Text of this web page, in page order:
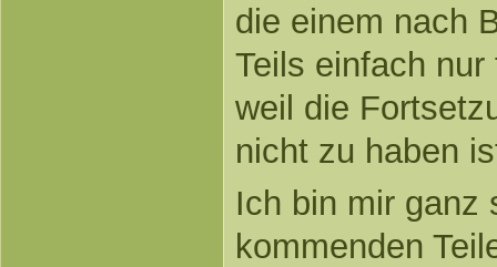
die einem nach
Teils einfach
weil die
nicht zu haben
Ich bin mir ganz
kommenden